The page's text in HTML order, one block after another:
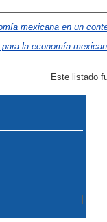
mexicana en un
la economía
Este listado